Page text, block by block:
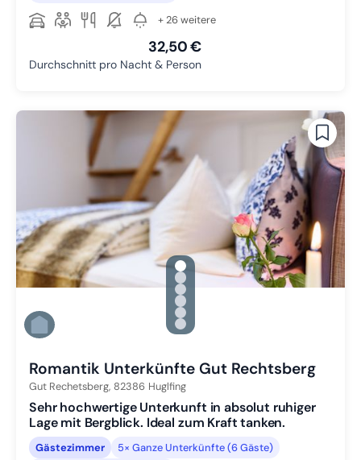
+ 26 weitere
32,50 €
Durchschnitt pro Nacht & Person
gallery.slide_selector
Zu Slide 1 wechseln
Zu Slide 2 wechseln
Zu Slide 3 wechseln
Zu Slide 4 wechseln
Zu Slide 5 wechseln
Zu Slide 6 wechseln
Romantik Unterkünfte Gut Rechtsberg
Gut Rechetsberg, 82386 Huglfing
Sehr hochwertige Unterkunft in absolut ruhiger
Lage mit Bergblick. Ideal zum Kraft tanken.
Gästezimmer
5× Ganze Unterkünfte (6 Gäste)